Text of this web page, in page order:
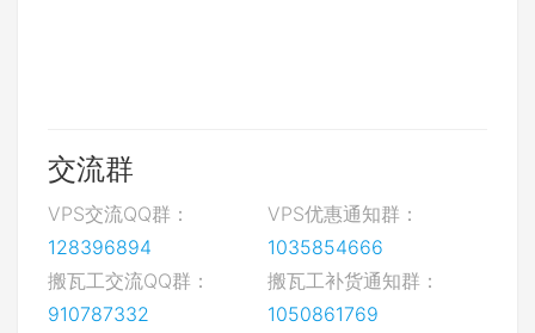
交流群
VPS交流QQ群：
128396894
VPS优惠通知群：
1035854666
搬瓦工交流QQ群：
910787332
搬瓦工补货通知群：
1050861769